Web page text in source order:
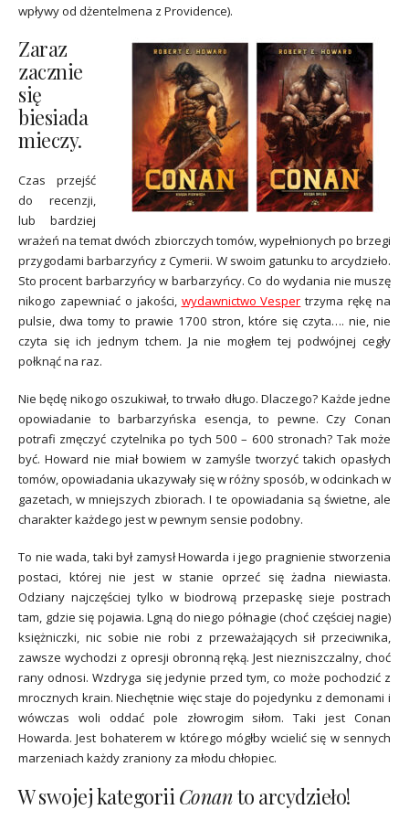
wpływy od dżentelmena z Providence).
Zaraz
zacznie
się
biesiada
mieczy.
Czas przejść
do recenzji,
lub bardziej
wrażeń na temat dwóch zbiorczych tomów, wypełnionych po brzegi
przygodami barbarzyńcy z Cymerii. W swoim gatunku to arcydzieło.
Sto procent barbarzyńcy w barbarzyńcy. Co do wydania nie muszę
nikogo zapewniać o jakości, wydawnictwo Vesper trzyma rękę na
pulsie, dwa tomy to prawie 1700 stron, które się czyta…. nie, nie
czyta się ich jednym tchem. Ja nie mogłem tej podwójnej cegły
połknąć na raz.
Nie będę nikogo oszukiwał, to trwało długo. Dlaczego? Każde jedne
opowiadanie to barbarzyńska esencja, to pewne. Czy Conan
potrafi zmęczyć czytelnika po tych 500 – 600 stronach? Tak może
być. Howard nie miał bowiem w zamyśle tworzyć takich opasłych
tomów, opowiadania ukazywały się w różny sposób, w odcinkach w
gazetach, w mniejszych zbiorach. I te opowiadania są świetne, ale
charakter każdego jest w pewnym sensie podobny.
To nie wada, taki był zamysł Howarda i jego pragnienie stworzenia
postaci, której nie jest w stanie oprzeć się żadna niewiasta.
Odziany najczęściej tylko w biodrową przepaskę sieje postrach
tam, gdzie się pojawia. Lgną do niego półnagie (choć częściej nagie)
księżniczki, nic sobie nie robi z przeważających sił przeciwnika,
zawsze wychodzi z opresji obronną ręką. Jest niezniszczalny, choć
rany odnosi. Wzdryga się jedynie przed tym, co może pochodzić z
mrocznych krain. Niechętnie więc staje do pojedynku z demonami i
wówczas woli oddać pole złowrogim siłom. Taki jest Conan
Howarda. Jest bohaterem w którego mógłby wcielić się w sennych
marzeniach każdy zraniony za młodu chłopiec.
W swojej kategorii Conanto arcydzieło!